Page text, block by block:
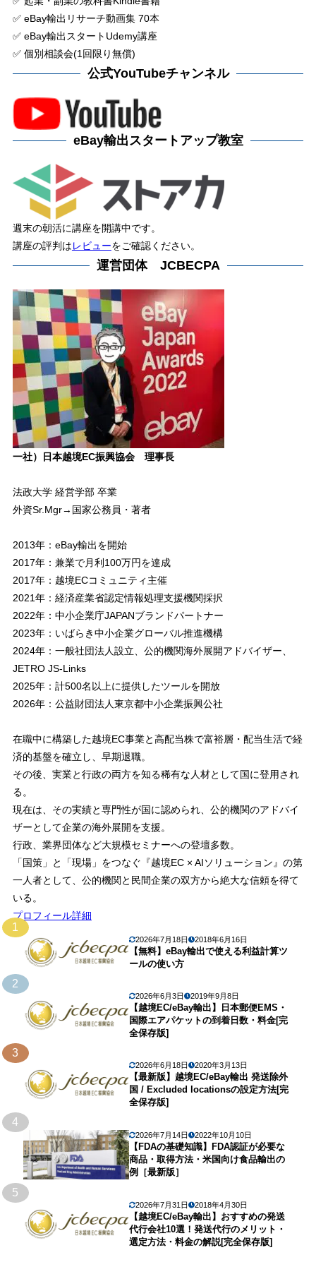
✅ eBay輸出リサーチ動画集 70本
✅ eBay輸出スタートUdemy講座
✅ 個別相談会(1回限り無償)
公式YouTubeチャンネル
eBay輸出スタートアップ教室
週末の朝活に講座を開講中です。
講座の評判はレビューをご確認ください。
運営団体 JCBECPA
一社）日本越境EC振興協会 理事長
法政大学 経営学部 卒業
外資Sr.Mgr→国家公務員・著者
2013年：eBay輸出を開始
2017年：兼業で月利100万円を達成
2017年：越境ECコミュニティ主催
2021年：経済産業省認定情報処理支援機関採択
2022年：中小企業庁JAPANブランドパートナー
2023年：いばらき中小企業グローバル推進機構
2024年：一般社団法人設立、公的機関海外展開アドバイザー、
JETRO JS-Links
2025年：計500名以上に提供したツールを開放
2026年：公益財団法人東京都中小企業振興公社
在職中に構築した越境EC事業と高配当株で富裕層・配当生活で経
済的基盤を確立し、早期退職。
その後、実業と行政の両方を知る稀有な人材として国に登用され
る。
現在は、その実績と専門性が国に認められ、公的機関のアドバイ
ザーとして企業の海外展開を支援。
行政、業界団体など大規模セミナーへの登壇多数。
「国策」と「現場」をつなぐ『越境EC × AIソリューション』の第
一人者として、公的機関と民間企業の双方から絶大な信頼を得て
いる。
プロフィール詳細
1
2026年7月18日 2018年6月16日
【無料】eBay輸出で使える利益計算ツ
ールの使い方
2
2026年6月3日 2019年9月8日
【越境EC/eBay輸出】日本郵便EMS・
国際エアパケットの到着日数・料金[完
全保存版]
3
2026年6月18日 2020年3月13日
【最新版】越境EC/eBay輸出 発送除外
国 / Excluded locationsの設定方法[完
全保存版]
4
2026年7月14日 2022年10月10日
【FDAの基礎知識】FDA認証が必要な
商品・取得方法・米国向け食品輸出の
例［最新版］
5
2026年7月31日 2018年4月30日
【越境EC/eBay輸出】おすすめの発送
代行会社10選！発送代行のメリット・
選定方法・料金の解説[完全保存版]